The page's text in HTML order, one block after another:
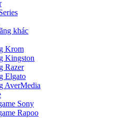
khác
Krom
Kingston
Razer
Elgato
AverMedia
Sony
Rapoo